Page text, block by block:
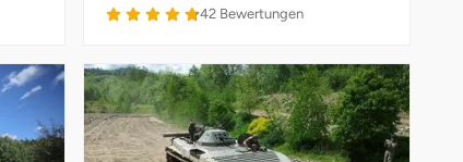
4.7 von 5
42 Bewertungen